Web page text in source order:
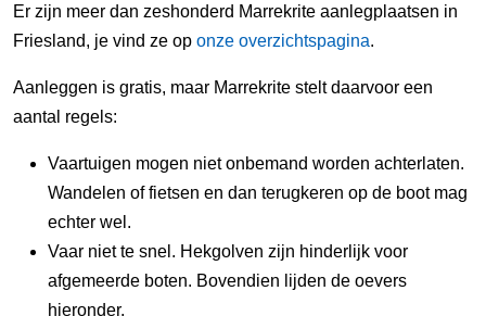
Er zijn meer dan zeshonderd Marrekrite aanlegplaatsen in
Friesland, je vind ze op onze overzichtspagina.
Aanleggen is gratis, maar Marrekrite stelt daarvoor een
aantal regels:
Vaartuigen mogen niet onbemand worden achterlaten.
Wandelen of fietsen en dan terugkeren op de boot mag
echter wel.
Vaar niet te snel. Hekgolven zijn hinderlijk voor
afgemeerde boten. Bovendien lijden de oevers
hieronder.